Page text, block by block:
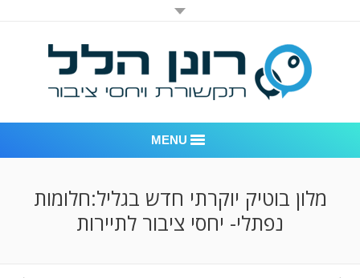
MENU
אודות החברה
מלון בוטיק יוקרתי חדש בגליל:חלומות
נפתלי- יחסי ציבור לתיירות